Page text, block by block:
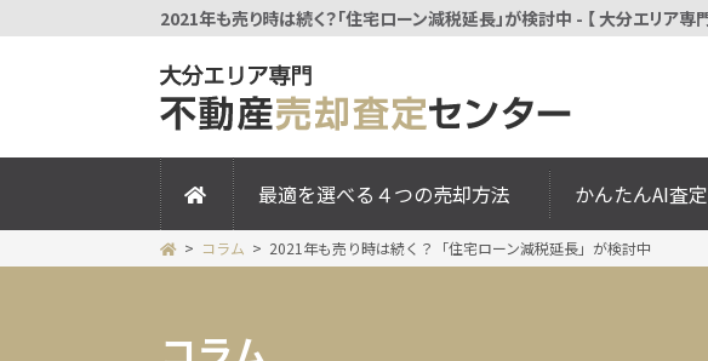
最適を選べる４つの売却方法 かんたんAI査定
コラム 2021年も売り時は続く？「住宅ローン減税延長」が検討中